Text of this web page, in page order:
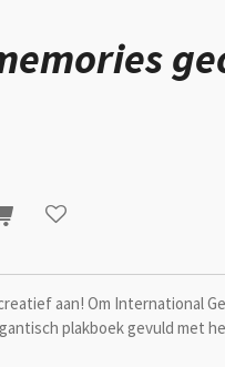
aan! Om International
plakboek gevuld met